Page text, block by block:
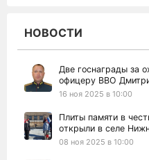
НОВОСТИ
Две госнаграды за
офицеру ВВО
16 ноя 2025 в 10:00
Плиты памяти в
открыли в селе
08 ноя 2025 в 10:00